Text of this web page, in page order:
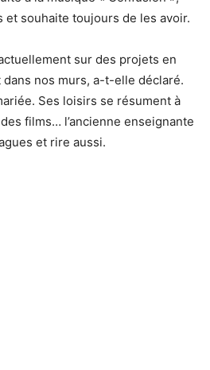
et souhaite toujours de les avoir.
sur des projets en
dans nos murs, a-t-elle déclaré.
Ses loisirs se résument à
films… l’ancienne enseignante
et rire aussi.